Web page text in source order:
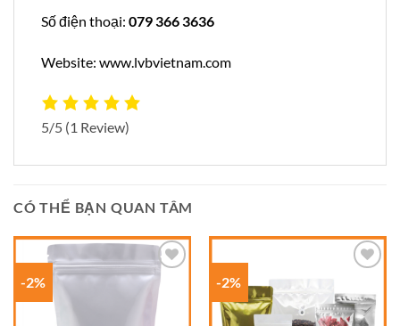
Số điện thoại: 079 366 3636
Website: www.lvbvietnam.com
5/5 (1 Review)
CÓ THỂ BẠN QUAN TÂM
-2%
Add to
wishlist
-2%
wishlist